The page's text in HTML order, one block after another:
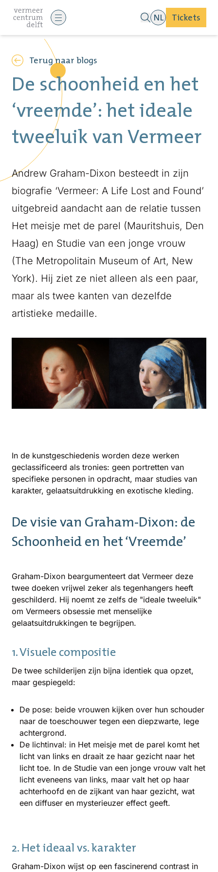
NL Tickets
Terug naar blogs
De schoonheid en het
‘vreemde’: het ideale
tweeluik van Vermeer
Andrew Graham-Dixon besteedt in zijn
biografie ‘Vermeer: A Life Lost and Found’
uitgebreid aandacht aan de relatie tussen
Het meisje met de parel (Mauritshuis, Den
Haag) en Studie van een jonge vrouw
(The Metropolitain Museum of Art, New
York). Hij ziet ze niet alleen als een paar,
maar als twee kanten van dezelfde
artistieke medaille.
In de kunstgeschiedenis worden deze werken
geclassificeerd als tronies: geen portretten van
specifieke personen in opdracht, maar studies van
karakter, gelaatsuitdrukking en exotische kleding.
De visie van Graham-Dixon: de
Schoonheid en het ‘Vreemde’
Graham-Dixon beargumenteert dat Vermeer deze
twee doeken vrijwel zeker als tegenhangers heeft
geschilderd. Hij noemt ze zelfs de "ideale tweeluik"
om Vermeers obsessie met menselijke
gelaatsuitdrukkingen te begrijpen.
1. Visuele compositie
De twee schilderijen zijn bijna identiek qua opzet,
maar gespiegeld:
De pose: beide vrouwen kijken over hun schouder
naar de toeschouwer tegen een diepzwarte, lege
achtergrond.
De lichtinval: in Het meisje met de parel komt het
licht van links en draait ze haar gezicht naar het
licht toe. In de Studie van een jonge vrouw valt het
licht eveneens van links, maar valt het op haar
achterhoofd en de zijkant van haar gezicht, wat
een diffuser en mysterieuzer effect geeft.
2. Het ideaal vs. karakter
Graham-Dixon wijst op een fascinerend contrast in